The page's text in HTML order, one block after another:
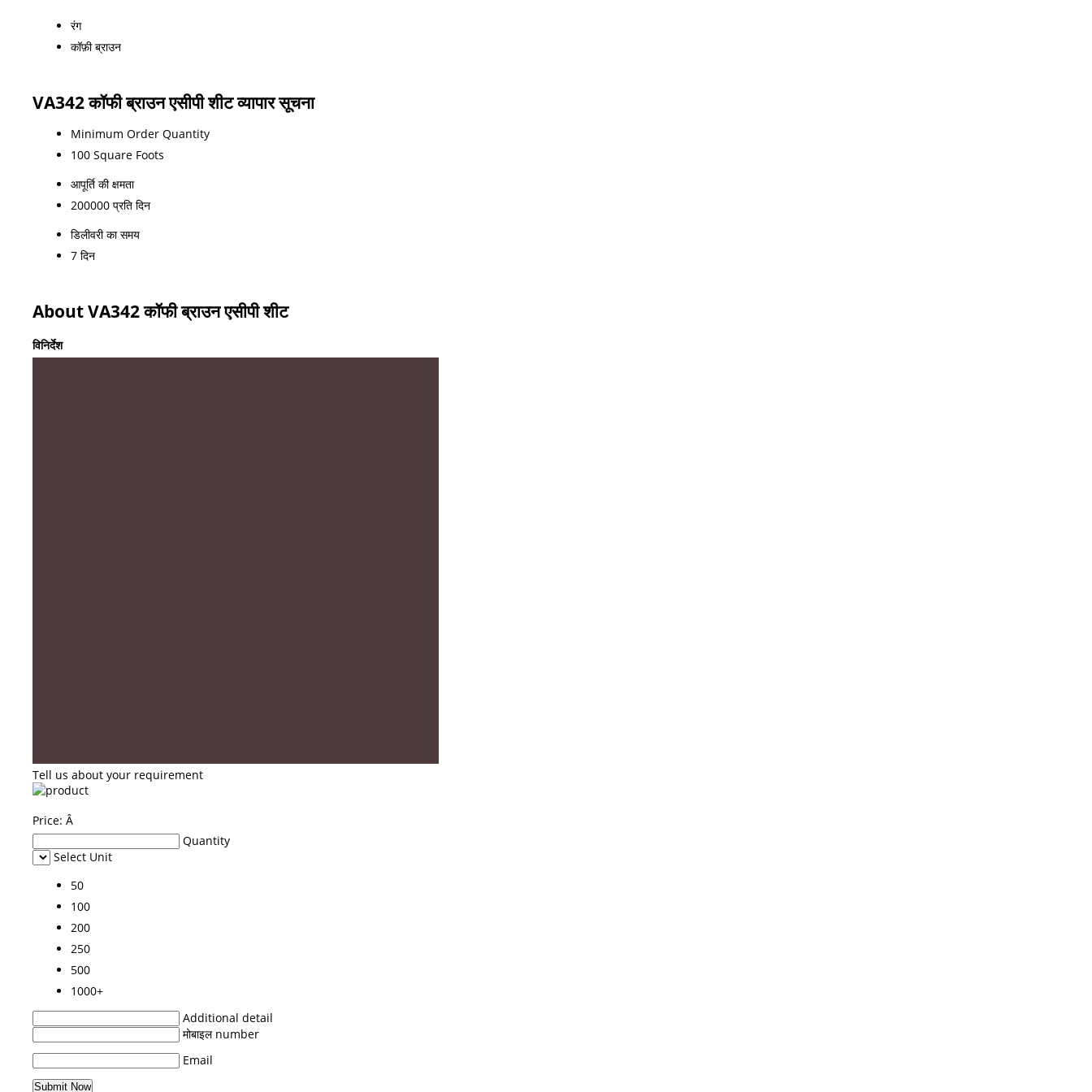
रंग
कॉफ़ी ब्राउन
VA342 कॉफी ब्राउन एसीपी शीट व्यापार सूचना
Minimum Order Quantity
100 Square Foots
आपूर्ति की क्षमता
200000 प्रति दिन
डिलीवरी का समय
7 दिन
About VA342 कॉफी ब्राउन एसीपी शीट
विनिर्देश
Tell us about your requirement
Price: Â
Quantity
Select Unit
50
100
200
250
500
1000+
Additional detail
मोबाइल number
Email